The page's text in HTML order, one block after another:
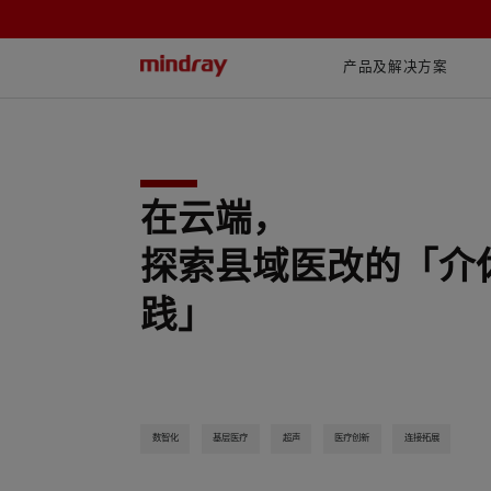
产品及解决方案
在云端，
探索县域医改的「介
践」
数智化 基层医疗 超声 医疗创新 连接拓展